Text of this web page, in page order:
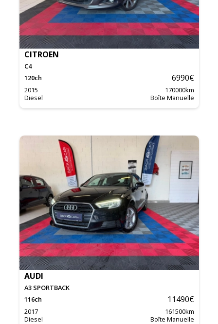
CITROEN
C4
120ch 6990€
2015 170000km
Diesel
Boîte Manuelle
AUDI
A3 SPORTBACK
116ch 11490€
2017 161500km
Diesel
Boîte Manuelle